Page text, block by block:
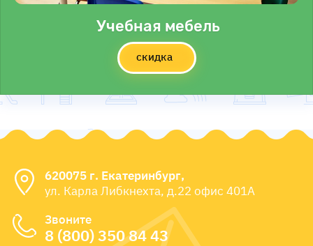
Учебная мебель
скидка
620075 г. Екатеринбург,
ул. Карла Либкнехта, д.22 офис 401А
Звоните
8 (800) 350 84 43